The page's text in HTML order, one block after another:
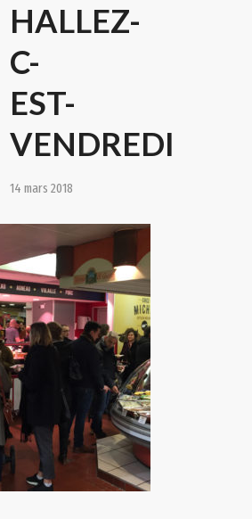
HALLEZ-
C-
EST-
VENDREDI
14 mars 2018